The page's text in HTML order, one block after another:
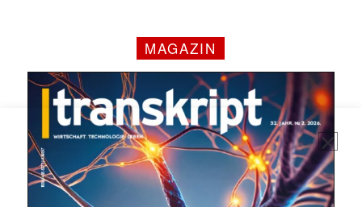
Mit dem |transkript-Newsletter
jede Woche aktuell informiert.
MAGAZIN